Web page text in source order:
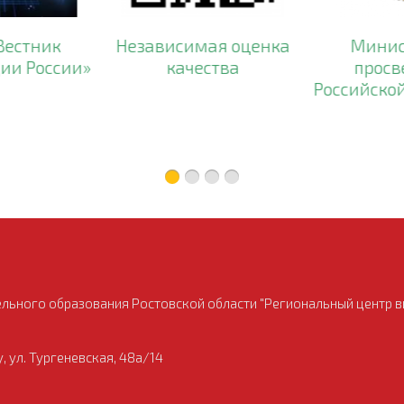
России»
Независимая оценка
качества
образования Ростовской области "Региональный центр
Тургеневская, 48а/14